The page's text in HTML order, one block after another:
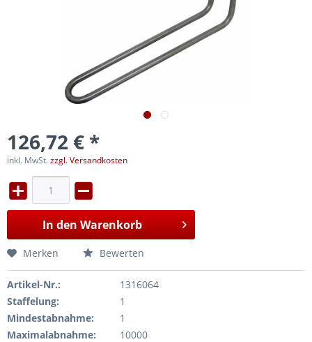
126,72 € *
inkl. MwSt.zzgl. Versandkosten
In den Warenkorb
Merken Bewerten
Artikel-Nr.:
1316064
Staffelung:
1
Mindestabnahme:
1
Maximalabnahme:
10000